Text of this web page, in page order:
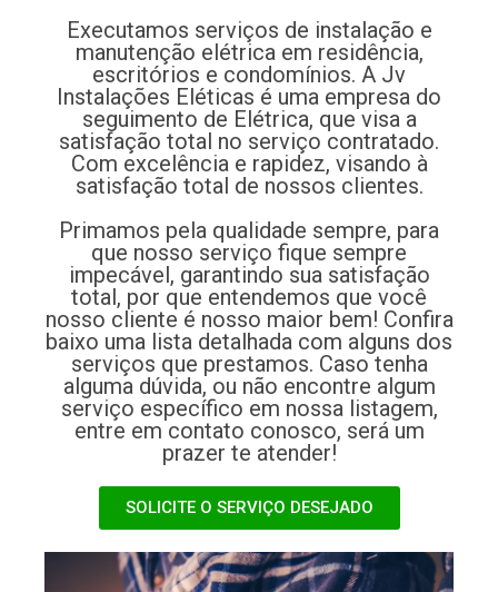
Executamos serviços de instalação e
manutenção elétrica em residência,
escritórios e condomínios. A Jv
Instalações Eléticas é uma empresa do
seguimento de Elétrica, que visa a
satisfação total no serviço contratado.
Com excelência e rapidez, visando à
satisfação total de nossos clientes.
Primamos pela qualidade sempre, para
que nosso serviço fique sempre
impecável, garantindo sua satisfação
total, por que entendemos que você
nosso cliente é nosso maior bem! Confira
baixo uma lista detalhada com alguns dos
serviços que prestamos. Caso tenha
alguma dúvida, ou não encontre algum
serviço específico em nossa listagem,
entre em contato conosco, será um
prazer te atender!
SOLICITE O SERVIÇO DESEJADO